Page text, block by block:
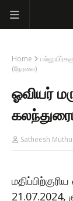
Home
(நேரலை)
ஓவியர்
Satheesh
21.07.2024,